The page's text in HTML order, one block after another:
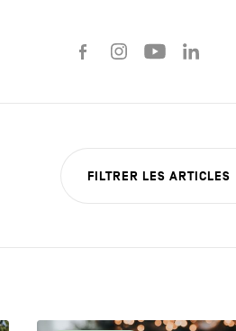
FacebookInstagramYoutube
FILTRER LES ARTICLES